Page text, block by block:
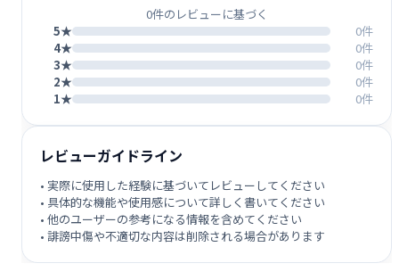
0件のレビューに基づく
5★
0件
4★
0件
3★
0件
2★
0件
1★
0件
レビューガイドライン
• 実際に使用した経験に基づいてレビューしてください
• 具体的な機能や使用感について詳しく書いてください
• 他のユーザーの参考になる情報を含めてください
• 誹謗中傷や不適切な内容は削除される場合があります